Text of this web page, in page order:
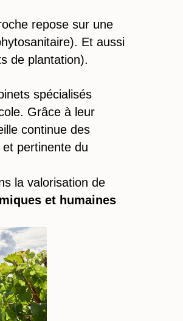
repose sur une
Et aussi
de plantation).
spécialisés
Grâce à leur
continue des
pertinente du
la valorisation de
et humaines